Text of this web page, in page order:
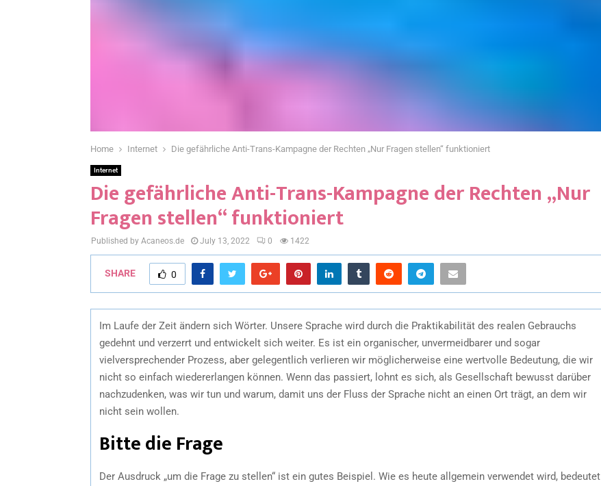
Home Internet Die gefährliche Anti-Trans-Kampagne der Rechten „Nur Fragen stellen“ funktioniert
Internet
Die gefährliche Anti-Trans-Kampagne der Rechten „Nur
Fragen stellen“ funktioniert
Published by Acaneos.de July 13, 2022 0 1422
SHARE 0
Im Laufe der Zeit ändern sich Wörter. Unsere Sprache wird durch die Praktikabilität des realen Gebrauchs
gedehnt und verzerrt und entwickelt sich weiter. Es ist ein organischer, unvermeidbarer und sogar
vielversprechender Prozess, aber gelegentlich verlieren wir möglicherweise eine wertvolle Bedeutung, die wir
nicht so einfach wiedererlangen können. Wenn das passiert, lohnt es sich, als Gesellschaft bewusst darüber
nachzudenken, was wir tun und warum, damit uns der Fluss der Sprache nicht an einen Ort trägt, an dem wir
nicht sein wollen.
Bitte die Frage
Der Ausdruck „um die Frage zu stellen“ ist ein gutes Beispiel. Wie es heute allgemein verwendet wird, bedeutet